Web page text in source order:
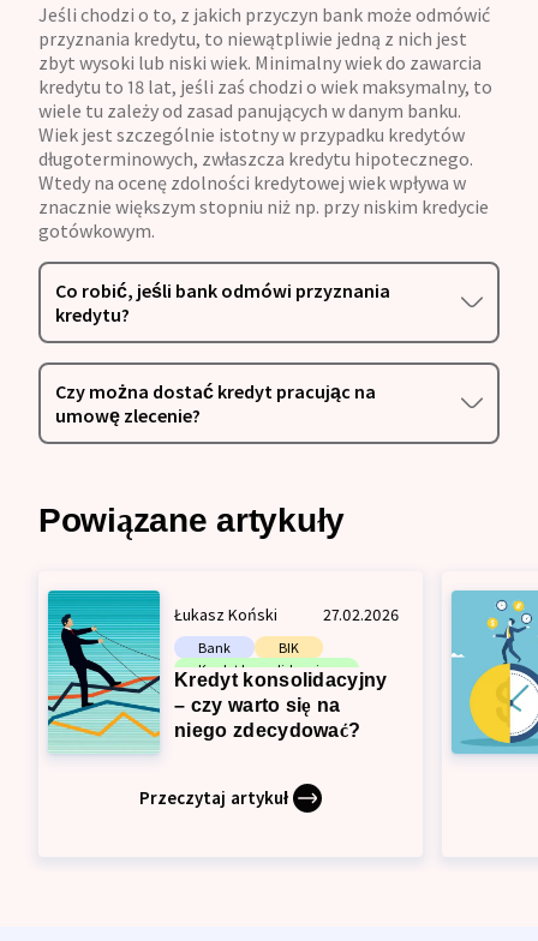
Jeśli chodzi o to, z jakich przyczyn bank może odmówić
przyznania kredytu, to niewątpliwie jedną z nich jest
zbyt wysoki lub niski wiek. Minimalny wiek do zawarcia
kredytu to 18 lat, jeśli zaś chodzi o wiek maksymalny, to
wiele tu zależy od zasad panujących w danym banku.
Wiek jest szczególnie istotny w przypadku kredytów
długoterminowych, zwłaszcza kredytu hipotecznego.
Wtedy na ocenę zdolności kredytowej wiek wpływa w
znacznie większym stopniu niż np. przy niskim kredycie
gotówkowym.
Co robić, jeśli bank odmówi przyznania
kredytu?
Czy można dostać kredyt pracując na
umowę zlecenie?
Powiązane artykuły
Łukasz Koński 27.02.2026
Bank
BIK
Kredyt konsolidacyjny
Zdolność kredytowa
Kredyt konsolidacyjny
– czy warto się na
niego zdecydować?
Przeczytaj artykuł